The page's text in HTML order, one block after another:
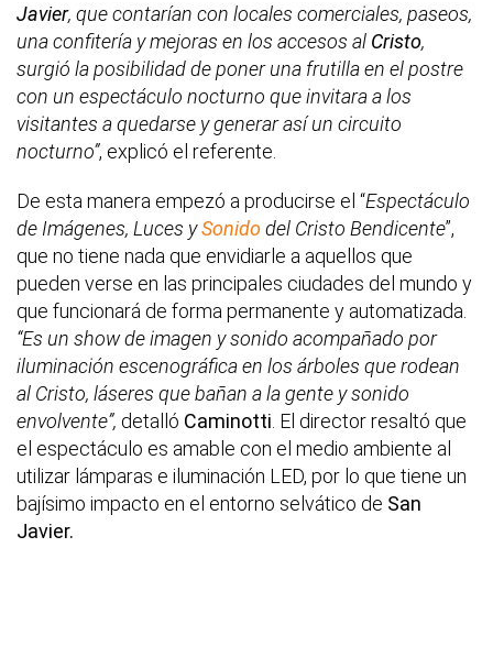
Javier, que contarían con locales comerciales, paseos,
una confitería y mejoras en los accesos al Cristo,
surgió la posibilidad de poner una frutilla en el postre
con un espectáculo nocturno que invitara a los
visitantes a quedarse y generar así un circuito
nocturno”, explicó el referente.
De esta manera empezó a producirse el “Espectáculo
de Imágenes, Luces ySonidodel Cristo Bendicente”,
que no tiene nada que envidiarle a aquellos que
pueden verse en las principales ciudades del mundo y
que funcionará de forma permanente y automatizada.
“Es un show de imagen y sonido acompañado por
iluminación escenográfica en los árboles que rodean
al Cristo, láseres que bañan a la gente y sonido
envolvente”, detalló Caminotti. El director resaltó que
el espectáculo es amable con el medio ambiente al
utilizar lámparas e iluminación LED, por lo que tiene un
bajísimo impacto en el entorno selvático de San
Javier.